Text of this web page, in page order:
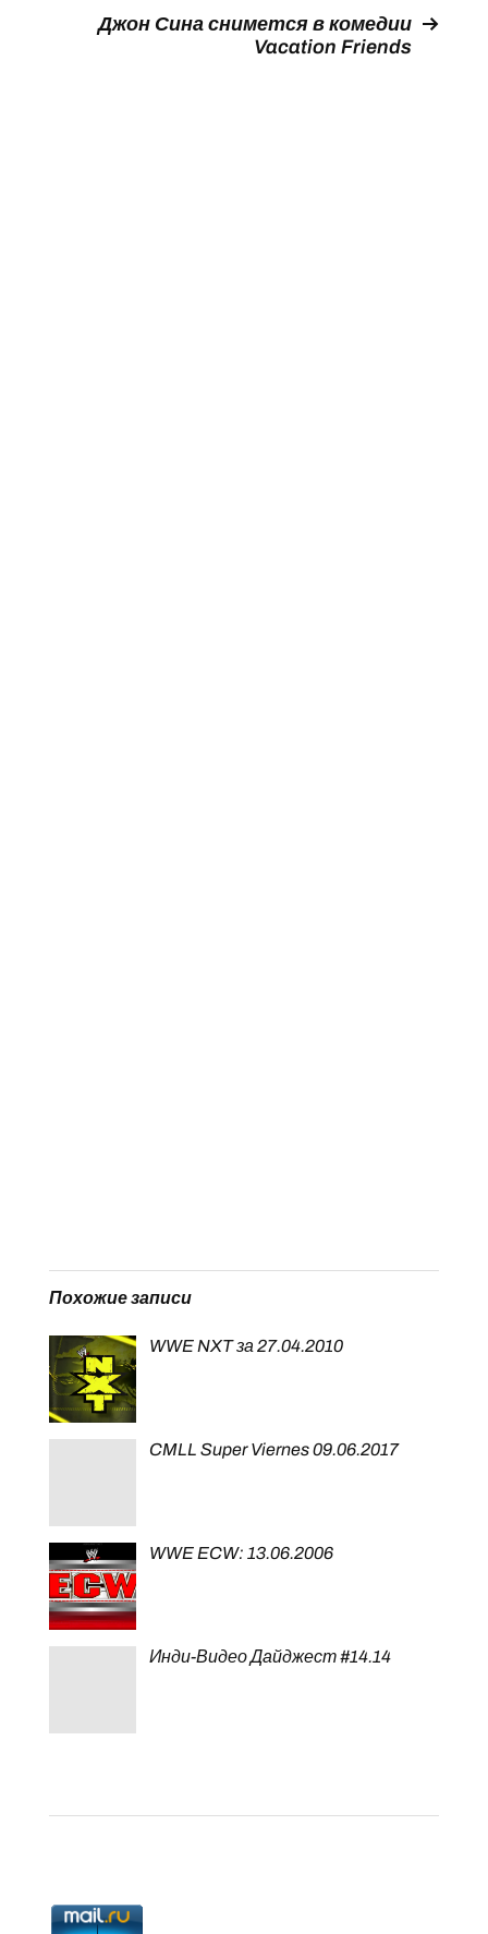
Джон Сина снимется в комедии
Vacation Friends
Похожие записи
WWE NXT за 27.04.2010
CMLL Super Viernes 09.06.2017
WWE ECW: 13.06.2006
Инди-Видео Дайджест #14.14